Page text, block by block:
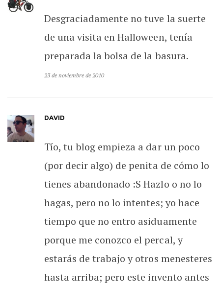
Desgraciadamente no tuve la suerte
de una visita en Halloween, tenía
preparada la bolsa de la basura.
23 de noviembre de 2010
DAVID
Tío, tu blog empieza a dar un poco
(por decir algo) de penita de cómo lo
tienes abandonado :S Hazlo o no lo
hagas, pero no lo intentes; yo hace
tiempo que no entro asiduamente
porque me conozco el percal, y
estarás de trabajo y otros menesteres
hasta arriba; pero este invento antes